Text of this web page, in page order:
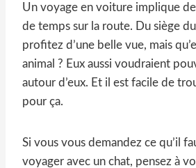
Un voyage en voiture implique
de temps sur la route. Du siège
profitez d’une belle vue, mais
animal ? Eux aussi voudraient
autour d’eux. Et il est facile de
pour ça.
Si vous vous demandez ce qu’il
voyager avec un chat, pensez à